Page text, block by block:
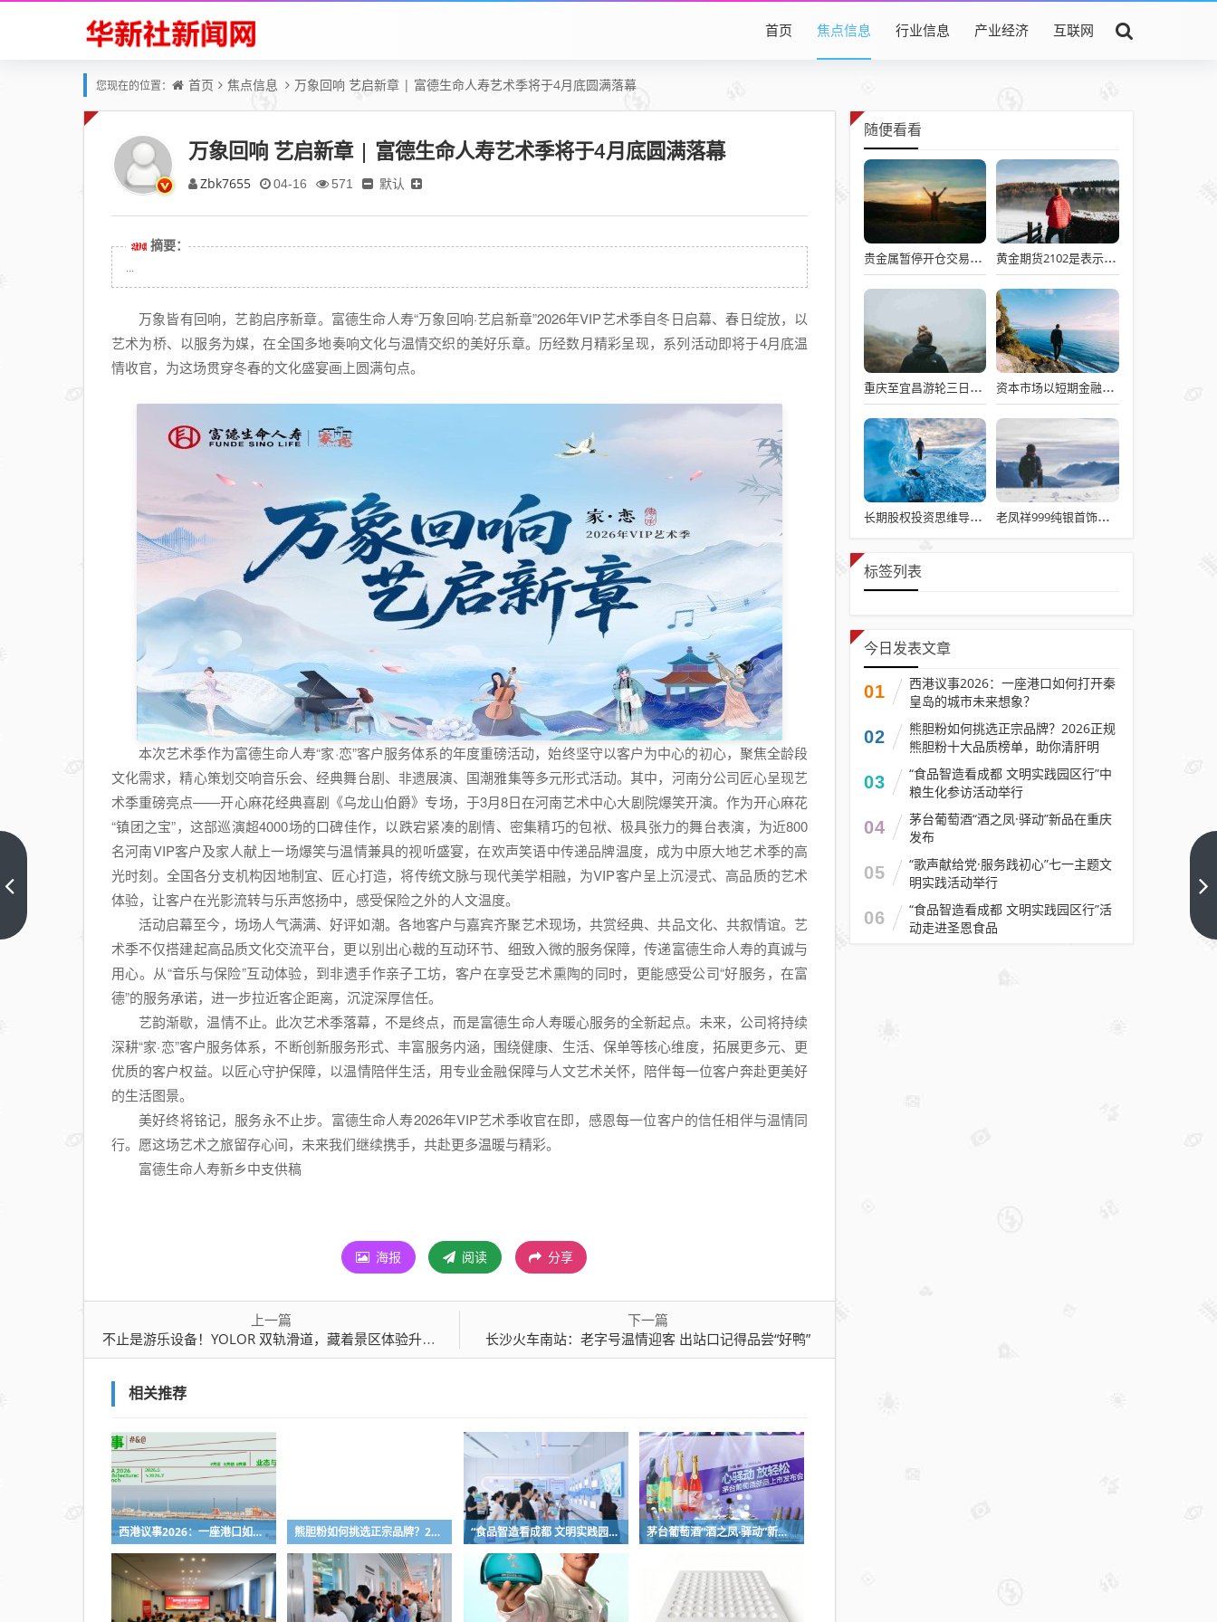
首页 焦点信息 行业信息 产业经济 互联网
您现在的位置： 首页 焦点信息 万象回响 艺启新章 | 富德生命人寿艺术季将于4月底圆满落幕
万象回响 艺启新章 | 富德生命人寿艺术季将于4月底圆满落幕
Zbk7655 04-16 571 默认
摘要：
...
万象皆有回响，艺韵启序新章。富德生命人寿“万象回响·艺启新章”2026年VIP艺术季自冬日启幕、春日绽放，以
艺术为桥、以服务为媒，在全国多地奏响文化与温情交织的美好乐章。历经数月精彩呈现，系列活动即将于4月底温
情收官，为这场贯穿冬春的文化盛宴画上圆满句点。
本次艺术季作为富德生命人寿“家·恋”客户服务体系的年度重磅活动，始终坚守以客户为中心的初心，聚焦全龄段
文化需求，精心策划交响音乐会、经典舞台剧、非遗展演、国潮雅集等多元形式活动。其中，河南分公司匠心呈现艺
术季重磅亮点——开心麻花经典喜剧《乌龙山伯爵》专场，于3月8日在河南艺术中心大剧院爆笑开演。作为开心麻花
“镇团之宝”，这部巡演超4000场的口碑佳作，以跌宕紧凑的剧情、密集精巧的包袱、极具张力的舞台表演，为近800
名河南VIP客户及家人献上一场爆笑与温情兼具的视听盛宴，在欢声笑语中传递品牌温度，成为中原大地艺术季的高
光时刻。全国各分支机构因地制宜、匠心打造，将传统文脉与现代美学相融，为VIP客户呈上沉浸式、高品质的艺术
体验，让客户在光影流转与乐声悠扬中，感受保险之外的人文温度。
活动启幕至今，场场人气满满、好评如潮。各地客户与嘉宾齐聚艺术现场，共赏经典、共品文化、共叙情谊。艺
术季不仅搭建起高品质文化交流平台，更以别出心裁的互动环节、细致入微的服务保障，传递富德生命人寿的真诚与
用心。从“音乐与保险”互动体验，到非遗手作亲子工坊，客户在享受艺术熏陶的同时，更能感受公司“好服务，在富
德”的服务承诺，进一步拉近客企距离，沉淀深厚信任。
艺韵渐歇，温情不止。此次艺术季落幕，不是终点，而是富德生命人寿暖心服务的全新起点。未来，公司将持续
深耕“家·恋”客户服务体系，不断创新服务形式、丰富服务内涵，围绕健康、生活、保单等核心维度，拓展更多元、更
优质的客户权益。以匠心守护保障，以温情陪伴生活，用专业金融保障与人文艺术关怀，陪伴每一位客户奔赴更美好
的生活图景。
美好终将铭记，服务永不止步。富德生命人寿2026年VIP艺术季收官在即，感恩每一位客户的信任相伴与温情同
行。愿这场艺术之旅留存心间，未来我们继续携手，共赴更多温暖与精彩。
富德生命人寿新乡中支供稿
海报 阅读 分享
上一篇
不止是游乐设备！YOLOR 双轨滑道，藏着景区体验升级的核心密码
下一篇
长沙火车南站：老字号温情迎客 出站口记得品尝“好鸭”
相关推荐
西港议事2026：一座港口如何打开秦皇岛的城市未来想象？ 熊胆粉如何挑选正宗品牌？2026正规熊胆粉十大品质榜单，助你清肝明目、养护肝胆 “食品智造看成都 文明实践园区行”中粮生化参访活动举行 茅台葡萄酒“酒之凤·驿动”新品在重庆发布
随便看看
贵金属暂停开仓交易是什么意思，工行暂停贵金属开仓交易是什么意思 黄金期货2102是表示什么意思，期货黄金2102什么意思
重庆至宜昌游轮三日游多少钱(宜昌到重庆游轮三日游多少钱) 资本市场以短期金融工具为媒介？资本市场是指以期限在
长期股权投资思维导图word文档？思维导图如何放在WORD文档里 老凤祥999纯银首饰多少钱一克 老凤祥999纯银戒指多少钱一克
标签列表
今日发表文章
01
西港议事2026：一座港口如何打开秦
皇岛的城市未来想象？
02
熊胆粉如何挑选正宗品牌？2026正规
熊胆粉十大品质榜单，助你清肝明
目、养护肝胆
03
“食品智造看成都 文明实践园区行”中
粮生化参访活动举行
04
茅台葡萄酒“酒之凤·驿动”新品在重庆
发布
05
“歌声献给党·服务践初心”七一主题文
明实践活动举行
06
“食品智造看成都 文明实践园区行”活
动走进圣恩食品